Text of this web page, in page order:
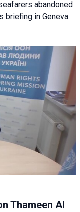
abandoned
briefing in Geneva.
Thameen Al